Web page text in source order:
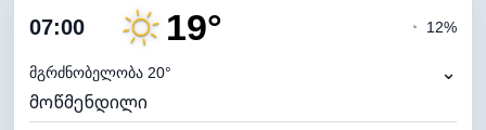
ღრუბლიანობა
ნამის წერტილი
ხილვადობა
07:00 19°
მგრძნობელობა 20°
◔ 12%
⌄
მოწმენდილი